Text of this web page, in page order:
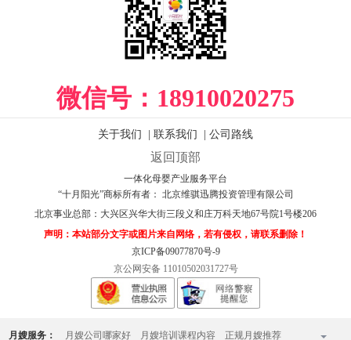
微信号： 18910020275
关于我们 联系我们 公司路线
返回顶部
一体化母婴产业服务平台
“十月阳光”商标所有者： 北京维骐迅腾投资管理有限公司
北京事业总部： 大兴区兴华大街三段义和庄万科天地67号院1号楼206
声明：本站部分文字或图片来自网络，若有侵权，请联系删除！
京ICP备09077870号-9
京公网安备 11010502031727号
月嫂服务： 月嫂公司哪家好 月嫂培训课程内容 正规月嫂推荐